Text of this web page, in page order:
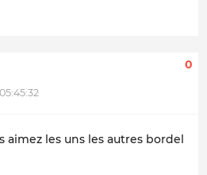
0
aimez les uns les autres bordel